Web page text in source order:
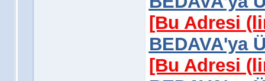
[Bu Adresi
BEDAVA'ya
[Bu Adresi